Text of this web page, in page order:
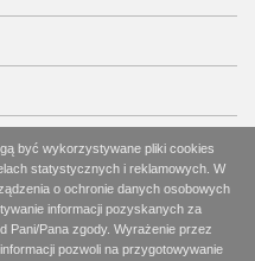
i skwerów
być wykorzystywane pliki cookies
statystycznych i reklamowych. W
o ochronie danych osobowych
informacji pozyskanych za
Pani/Pana zgody. Wyrażenie przez
pozwoli na przygotowywanie